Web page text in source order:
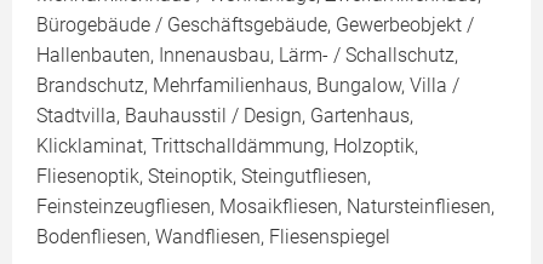
Bürogebäude / Geschäftsgebäude, Gewerbeobjekt /
Hallenbauten, Innenausbau, Lärm- / Schallschutz,
Brandschutz, Mehrfamilienhaus, Bungalow, Villa /
Stadtvilla, Bauhausstil / Design, Gartenhaus,
Klicklaminat, Trittschalldämmung, Holzoptik,
Fliesenoptik, Steinoptik, Steingutfliesen,
Feinsteinzeugfliesen, Mosaikfliesen, Natursteinfliesen,
Bodenfliesen, Wandfliesen, Fliesenspiegel